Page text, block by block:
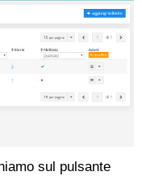
sul pulsante